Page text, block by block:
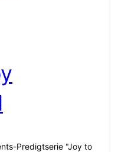
Predigtserie "Joy to